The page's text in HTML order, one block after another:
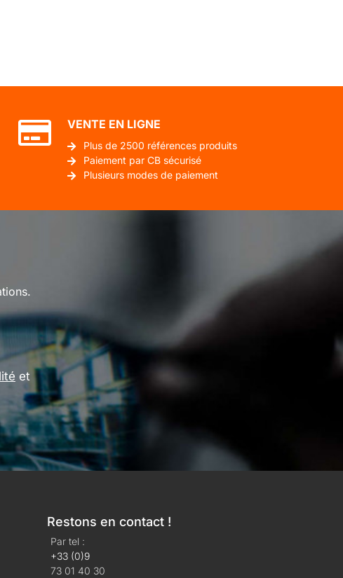
VENTE EN LIGNE
Plus de 2500 références produits
Paiement par CB sécurisé
Plusieurs modes de paiement
et
Restons en contact !
Par tel :
+33 (0)9
73 01 40 30